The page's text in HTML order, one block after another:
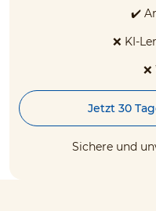
✔️
❌ KI-
Jetzt 30
Sichere und